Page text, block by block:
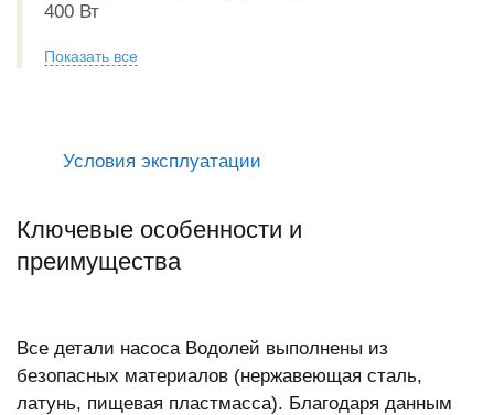
400 Вт
Показать все
Условия эксплуатации
Ключевые особенности и
преимущества
Все детали насоса Водолей выполнены из
безопасных материалов (нержавеющая сталь,
латунь, пищевая пластмасса). Благодаря данным